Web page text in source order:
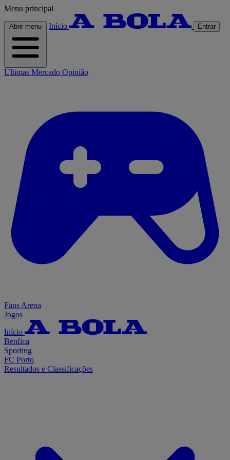
Menu principal
Abrir menu Início Entrar
Últimas Mercado Opinião
Fans Arena
Jogos
Início
Benfica
Sporting
FC Porto
Resultados e Classificações